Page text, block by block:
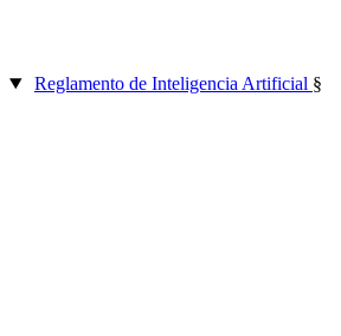
Reglamento de Inteligencia Artificial §